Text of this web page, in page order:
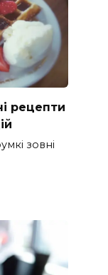
рецепти
зовні